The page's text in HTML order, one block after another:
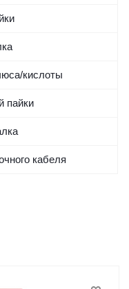
кислоты
пайки
кабеля